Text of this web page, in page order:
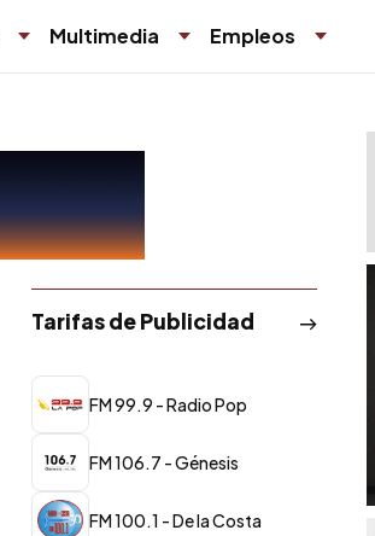
Multimedia Empleos
Tarifas de Publicidad
FM 99.9 - Radio Pop
FM 106.7 - Génesis
FM 100.1 - De la Costa